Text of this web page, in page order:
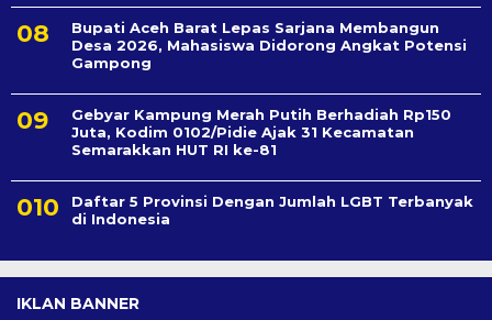
Bupati Aceh Barat Lepas Sarjana Membangun
Desa 2026, Mahasiswa Didorong Angkat Potensi
Gampong
Gebyar Kampung Merah Putih Berhadiah Rp150
Juta, Kodim 0102/Pidie Ajak 31 Kecamatan
Semarakkan HUT RI ke-81
Daftar 5 Provinsi Dengan Jumlah LGBT Terbanyak
di Indonesia
IKLAN BANNER